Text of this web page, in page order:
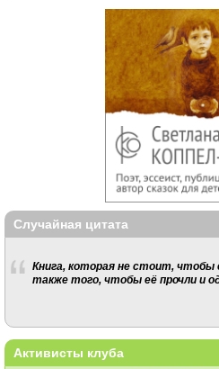
Случайная цитата
Книга, которая не стоит, чтобы
также того, чтобы её прочли и
Активисты клуба